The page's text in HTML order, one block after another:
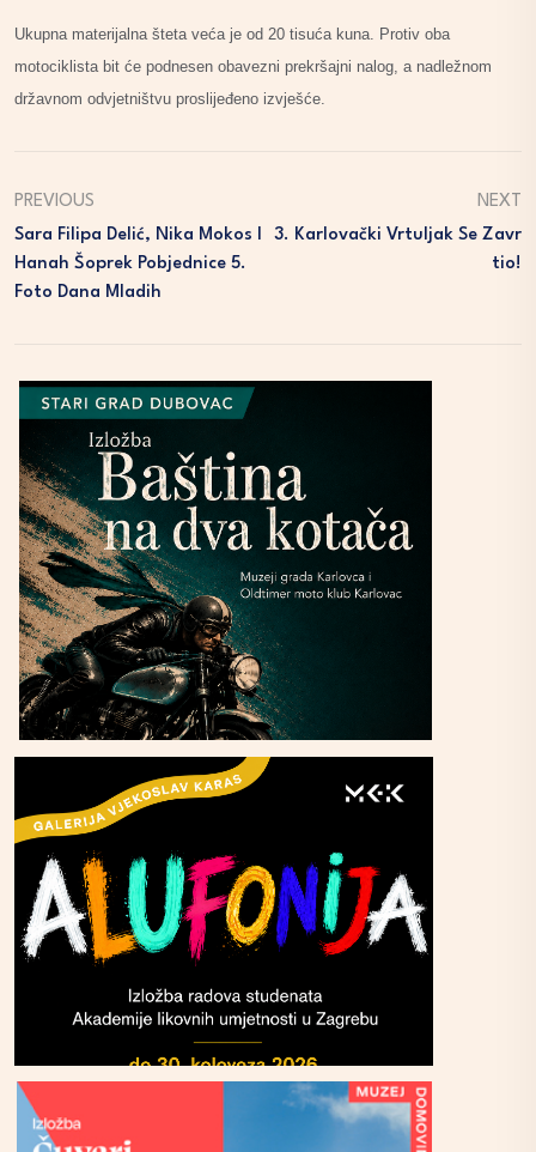
Ukupna materijalna šteta veća je od 20 tisuća kuna. Protiv oba
motociklista bit će podnesen obavezni prekršajni nalog, a nadležnom
državnom odvjetništvu proslijeđeno izvješće.
PREVIOUS
Sara Filipa Delić, Nika Mokos I
Hanah Šoprek Pobjednice 5.
Foto Dana Mladih
NEXT
3. Karlovački Vrtuljak Se Zavr
Tio!